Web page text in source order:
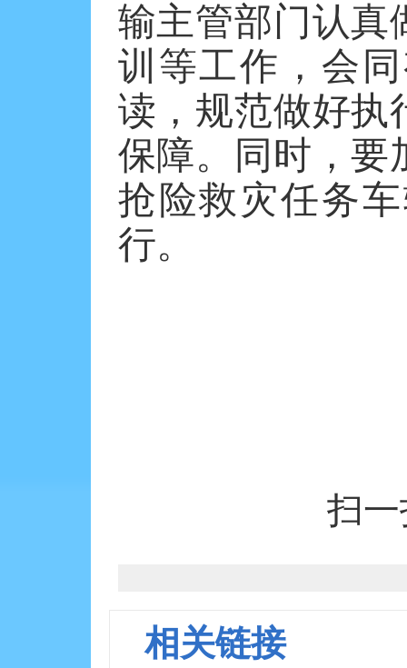
输主管部门认真
训等工作，会
读，规范做好执
保障。同时，要
抢险救灾任务
行。
扫
相关链接